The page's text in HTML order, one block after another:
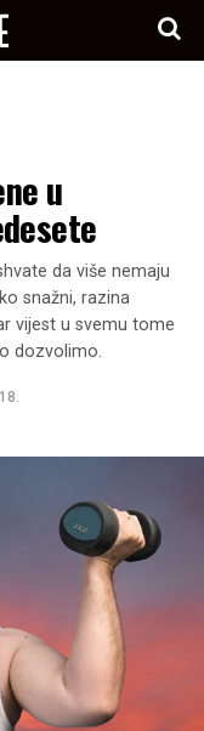
u
da više nemaju
snažni, razina
vijest u svemu tome
dozvolimo.